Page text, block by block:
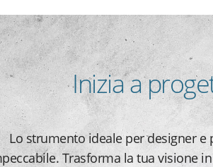
Inizia a
Lo strumento ideale per designer
Trasforma la tua visione